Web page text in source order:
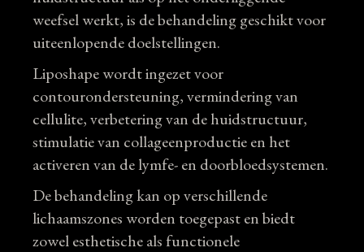
weefsel werkt, is de behandeling geschikt voor
uiteenlopende doelstellingen.
Liposhape wordt ingezet voor
contourondersteuning, vermindering van
cellulite, verbetering van de huidstructuur,
stimulatie van collageenproductie en het
activeren van de lymfe- en doorbloedsystemen.
De behandeling kan op verschillende
lichaamszones worden toegepast en biedt
zowel esthetische als functionele